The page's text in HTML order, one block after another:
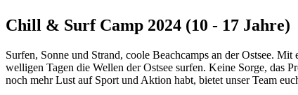
Chill & Surf Camp 2024 (10 - 17 Jahre)
Surfen, Sonne und Strand, coole Beachcamps an der Ostsee.
welligen Tagen die Wellen der Ostsee surfen. Keine Sorge, das
noch mehr Lust auf Sport und Aktion habt, bietet unser Team